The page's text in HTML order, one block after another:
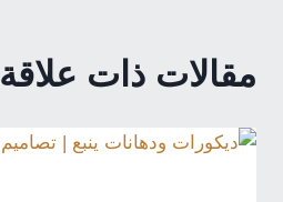
مقالات ذات علاقة